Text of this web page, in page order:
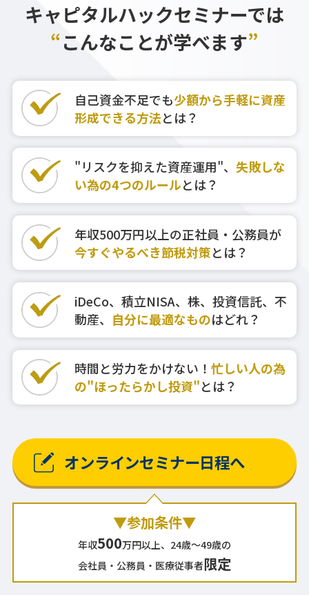
キャピタルハックセミナーでは
“こんなことが学べます”
自己資金不足でも少額から手軽に資産
形成できる方法とは？
"リスクを抑えた資産運用"、失敗しな
い為の4つのルールとは？
年収500万円以上の正社員・公務員が
今すぐやるべき節税対策とは？
iDeCo、積立NISA、株、投資信託、不
動産、 自分に最適なものはどれ？
時間と労力をかけない！忙しい人の為
の"ほったらかし投資"とは？
オンラインセミナー日程へ
▼参加条件▼
年収500万円以上、24歳～49歳の
会社員・公務員・医療従事者限定